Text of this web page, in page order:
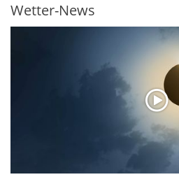
über 150 l/m² pro Stunde an. Solche
Neben der Niederschlagsintensität kann
Niederschlagsgebiete und damit die
werden. Neben der 5-minütigen
Niederschlagsprognose
für die nächsten 2
wann und wo in Deutschland mit Regen
kennen zu jeder Zeit den genauen Verlauf
Wetter-News